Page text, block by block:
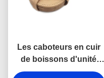
Les caboteurs en cuir
de boissons d'unité
centrale ont placé la